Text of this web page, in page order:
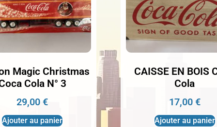
Magic Christmas
Cola N° 3
29,00€
Ajouter au panier
CAISSE EN BOIS
Cola
17,00 €
Ajouter au panier